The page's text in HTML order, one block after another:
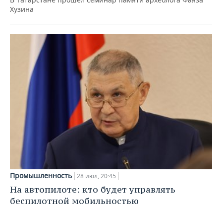
Хузина
Промышленность 28 июл, 20:45
На автопилоте: кто будет управлять
беспилотной мобильностью